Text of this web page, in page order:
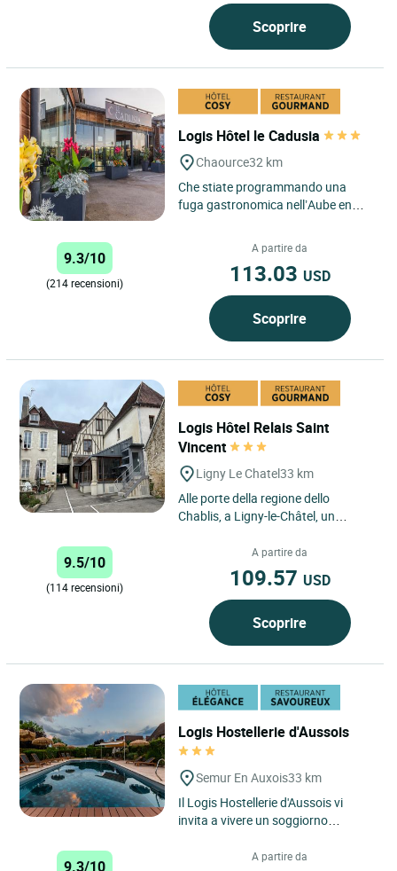
Scoprire
Logis Hôtel le Cadusia
Chaource32 km
Che stiate programmando una
fuga gastronomica nell’Aube en
famiglia alle porte della Borgogna...
9.3/10
(214 recensioni)
A partire da
113.03 USD
Scoprire
Logis Hôtel Relais Saint
Vincent
Ligny Le Chatel33 km
Alle porte della regione dello
Chablis, a Ligny-le-Châtel, un
Borgogna sulle rive del fiume...
9.5/10
(114 recensioni)
A partire da
109.57 USD
Scoprire
Logis Hostellerie d'Aussois
Semur En Auxois33 km
Il Logis Hostellerie d'Aussois vi
invita a vivere un soggiorno
Borgogna-Franca Contea,...
9.3/10
A partire da